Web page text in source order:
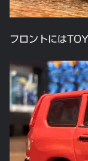
フロントには